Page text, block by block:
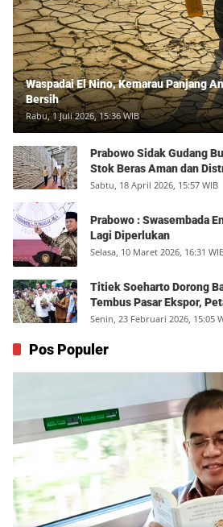
Waspadai El Nino, Kemarau Panjang
Bersih
Rabu, 1 Juli 2026, 15:36 WIB
Prabowo Sidak Gudang
Stok Beras Aman dan
Sabtu, 18 April 2026, 15:57 WIB
Prabowo : Swasembada
Lagi Diperlukan
Selasa, 10 Maret 2026, 16:31
Titiek Soeharto Dorong
Tembus Pasar Ekspor,
Juta per Hektare
Senin, 23 Februari 2026, 15:05
Pos Populer